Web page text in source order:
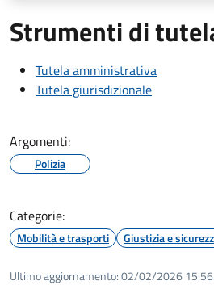
Strumenti di
Tutela amministrativa
Tutela giurisdizionale
Argomenti:
Polizia
Categorie:
Mobilità e trasporti Giustizia e
Ultimo aggiornamento:02/02/2026